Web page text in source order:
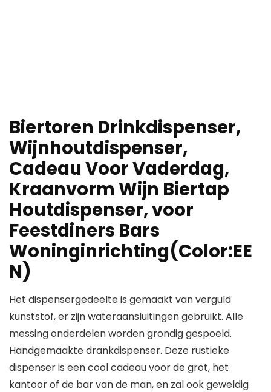
Biertoren Drinkdispenser,
Wijnhoutdispenser,
Cadeau Voor Vaderdag,
Kraanvorm Wijn Biertap
Houtdispenser, voor
Feestdiners Bars
Woninginrichting(Color:EE
N)
Het dispensergedeelte is gemaakt van verguld
kunststof, er zijn wateraansluitingen gebruikt. Alle
messing onderdelen worden grondig gespoeld.
Handgemaakte drankdispenser. Deze rustieke
dispenser is een cool cadeau voor de grot, het
kantoor of de bar van de man, en zal ook geweldig